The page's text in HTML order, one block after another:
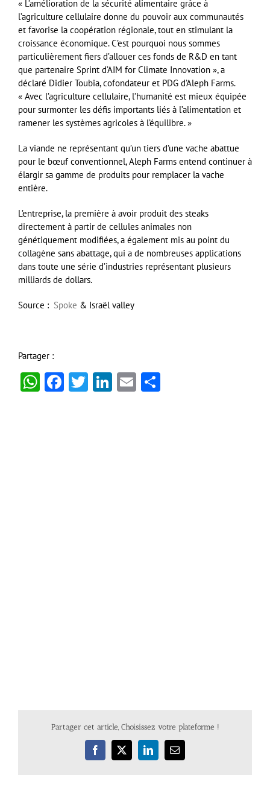
« L’amélioration de la sécurité alimentaire grâce à
l’agriculture cellulaire donne du pouvoir aux communautés
et favorise la coopération régionale, tout en stimulant la
croissance économique. C’est pourquoi nous sommes
particulièrement fiers d’allouer ces fonds de R&D en tant
que partenaire Sprint d’AIM for Climate Innovation », a
déclaré Didier Toubia, cofondateur et PDG d’Aleph Farms.
« Avec l’agriculture cellulaire, l’humanité est mieux équipée
pour surmonter les défis importants liés à l’alimentation et
ramener les systèmes agricoles à l’équilibre. »
La viande ne représentant qu’un tiers d’une vache abattue
pour le bœuf conventionnel, Aleph Farms entend continuer à
élargir sa gamme de produits pour remplacer la vache
entière.
L’entreprise, la première à avoir produit des steaks
directement à partir de cellules animales non
génétiquement modifiées, a également mis au point du
collagène sans abattage, qui a de nombreuses applications
dans toute une série d’industries représentant plusieurs
milliards de dollars.
Source : Spoke & Israël valley
Partager :
WhatsApp
Facebook
Twitter
LinkedIn
Email
Partager cet article, Choisissez votre plateforme !
Facebook
X LinkedInEmail